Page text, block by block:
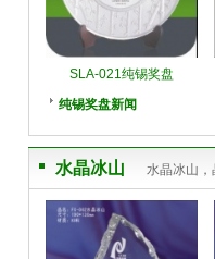
SLA-021纯锡奖盘
纯锡奖盘新闻
水晶冰山 水晶冰山，